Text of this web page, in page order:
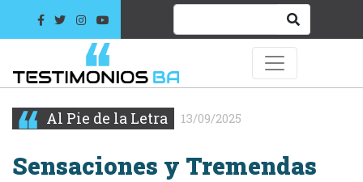
Al Pie de la Letra 13/09/2025
Sensaciones y Tremendas